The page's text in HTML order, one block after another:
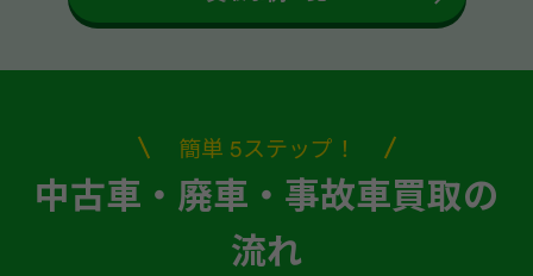
簡単 5ステップ！
中古車・廃車・事故車買取の
流れ